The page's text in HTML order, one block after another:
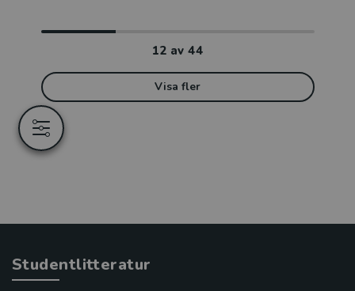
12 av44
Visa fler
Studentlitteratur